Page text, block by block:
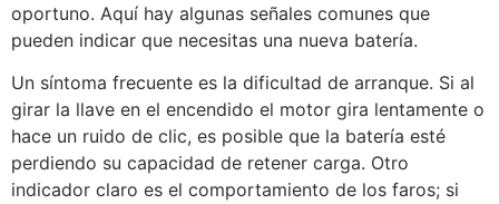
oportuno. Aquí hay algunas señales comunes que
pueden indicar que necesitas una nueva batería.
Un síntoma frecuente es la dificultad de arranque. Si al
girar la llave en el encendido el motor gira lentamente o
hace un ruido de clic, es posible que la batería esté
perdiendo su capacidad de retener carga. Otro
indicador claro es el comportamiento de los faros; si